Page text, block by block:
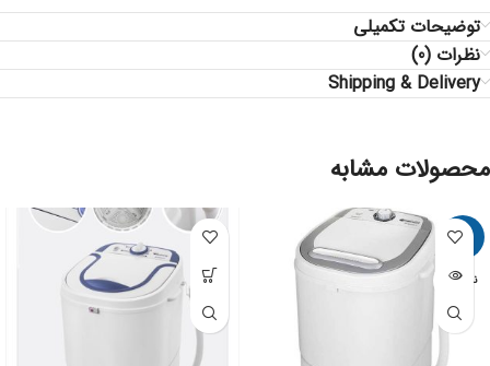
توضیحات تکمیلی
نظرات (0)
Shipping & Delivery
محصولات مشابه
-10%
ناموجود